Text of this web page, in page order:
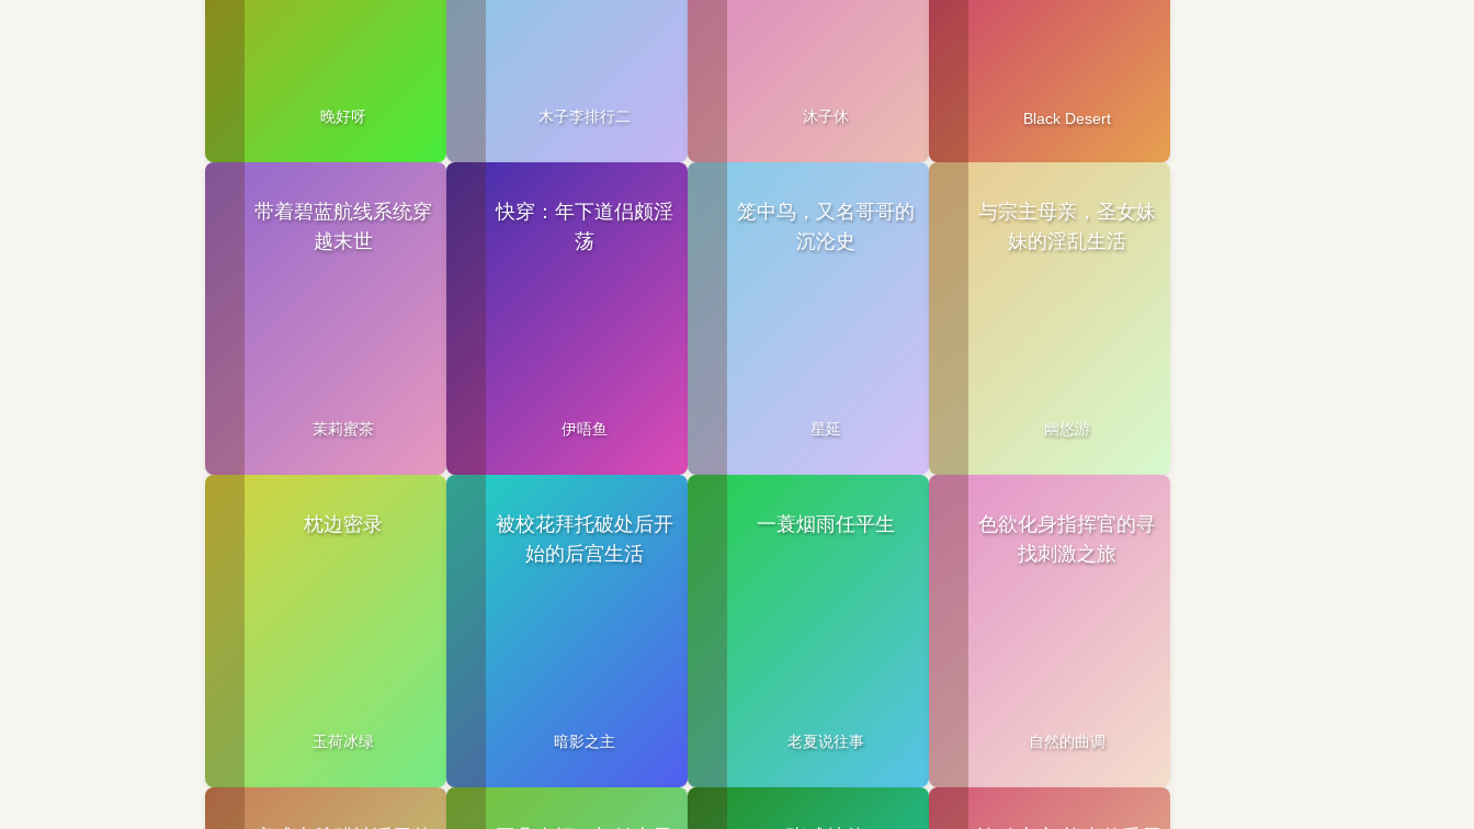
晚好呀 木子李排行二 沐子休 Black Desert
带着碧蓝航线系统穿
越末世
茉莉蜜茶
快穿：年下道侣颇淫
荡
伊唔鱼
笼中鸟，又名哥哥的
沉沦史
星延
与宗主母亲，圣女妹
妹的淫乱生活
幽悠游
枕边密录
玉荷冰绿
被校花拜托破处后开
始的后宫生活
暗影之主
一蓑烟雨任平生
老夏说往事
色欲化身指挥官的寻
找刺激之旅
自然的曲调